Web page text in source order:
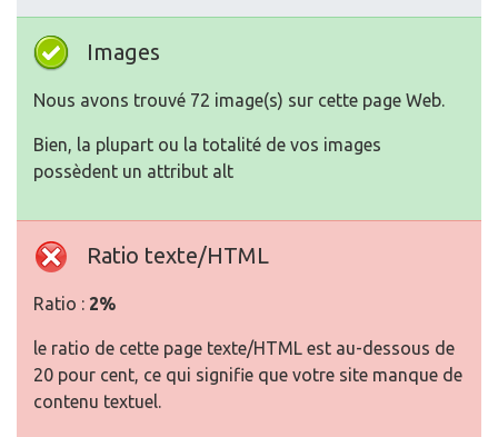
Images
Nous avons trouvé 72 image(s) sur cette page Web.
Bien, la plupart ou la totalité de vos images
possèdent un attribut alt
Ratio texte/HTML
Ratio : 2%
le ratio de cette page texte/HTML est au-dessous de
20 pour cent, ce qui signifie que votre site manque de
contenu textuel.